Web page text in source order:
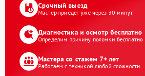
Срочный выезд
Мастер приедет уже через 30 минут
Диагностика и осмотр бесплатно
Определим причину поломки бесплатно
Мастера со стажем 7+ лет
Работаем с техникой любой сложности